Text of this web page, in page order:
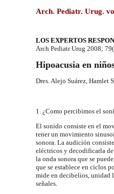
Arch. Pediatr. Urug.
LOS EXPERTOS
Arch Pediatr Urug 2008;
Hipoacusia en
Dres. Alejo Suárez, Hamlet
1. ¿Como percibimos el
El sonido consiste en el
tener un movimiento
sonora. La audición
eléctricos y decodificarla de
la onda sonora que se
que se establece en ciclos
mide en decibelios, unidad
señales.